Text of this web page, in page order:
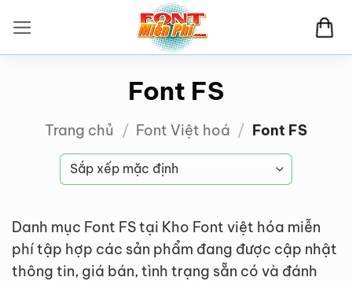
qua
nội
Font FS
Trang chủ / Font Việt hoá / Font FS
Danh mục Font FS tại Kho Font việt hóa miễn
phí tập hợp các sản phẩm đang được cập nhật
thông tin, giá bán, tình trạng sẵn có và đánh